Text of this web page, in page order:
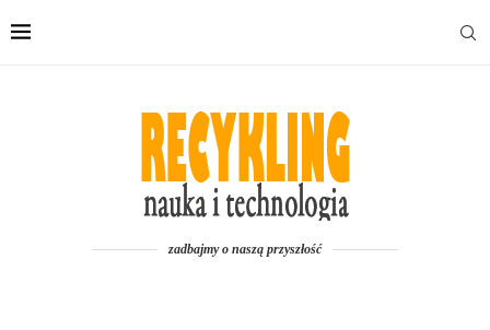
zadbajmy o naszą przyszłość